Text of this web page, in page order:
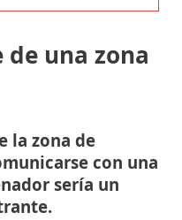
una zona
la zona de
con una
sería un